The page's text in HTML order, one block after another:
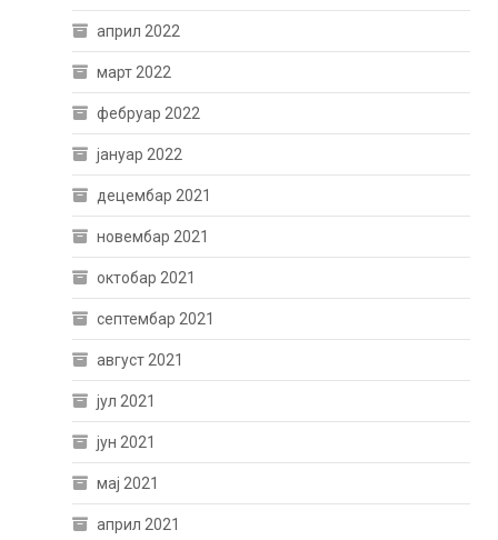
април 2022
март 2022
фебруар 2022
јануар 2022
децембар 2021
новембар 2021
октобар 2021
септембар 2021
август 2021
јул 2021
јун 2021
мај 2021
април 2021